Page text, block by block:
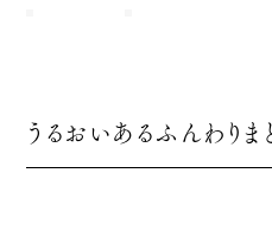
うるおいあるふんわりま